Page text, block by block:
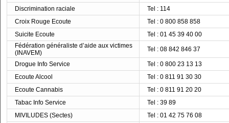
Discrimination raciale
Tel : 114
Croix Rouge Ecoute
Tel : 0 800 858 858
Suicite Ecoute
Tel : 01 45 39 40 00
Fédération généraliste d’aide aux victimes
(INAVEM)
Tel : 08 842 846 37
Drogue Info Service
Tel : 0 800 23 13 13
Ecoute Alcool
Tel : 0 811 91 30 30
Ecoute Cannabis
Tel : 0 811 91 20 20
Tabac Info Service
Tel : 39 89
MIVILUDES (Sectes)
Tel : 01 42 75 76 08